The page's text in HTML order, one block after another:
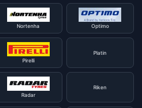
Nortenha
Optimo
Pirelli
Platin
Radar
Riken